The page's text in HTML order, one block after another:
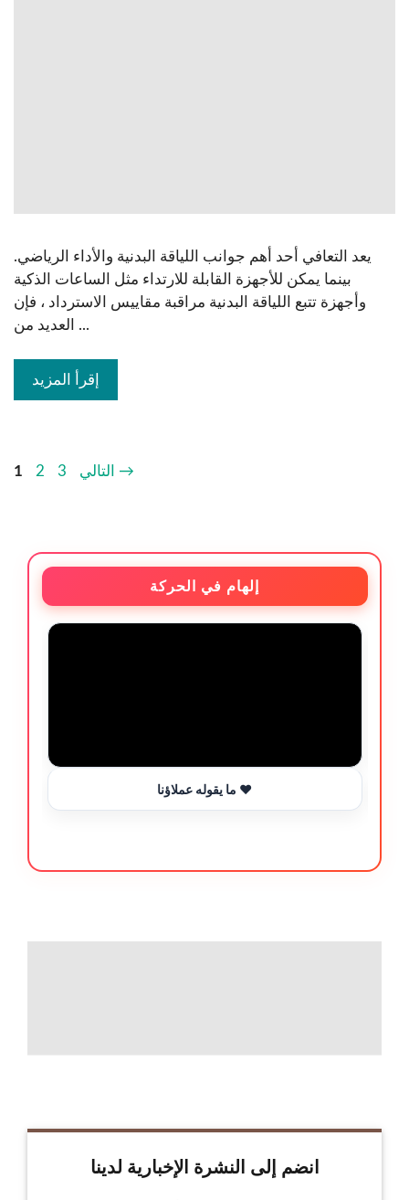
يعد التعافي أحد أهم جوانب اللياقة البدنية والأداء الرياضي.
بينما يمكن للأجهزة القابلة للارتداء مثل الساعات الذكية
وأجهزة تتبع اللياقة البدنية مراقبة مقاييس الاسترداد ، فإن
العديد من ...
إقرأ المزيد
1 2 3 →
إلهام في الحركة
ما يقوله عملاؤنا ❤️
انضم إلى النشرة الإخبارية لدينا